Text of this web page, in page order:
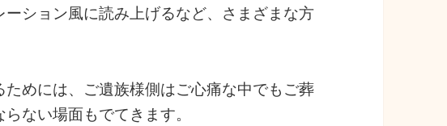
ション風に読み上げるなど、さまざまな方
ためには、ご遺族様側はご心痛な中でもご葬
ない場面もでてきます。